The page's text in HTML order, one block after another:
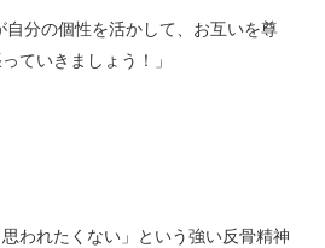
自分の個性を活かして、お互いを尊
ていきましょう！」
われたくない」という強い反骨精神